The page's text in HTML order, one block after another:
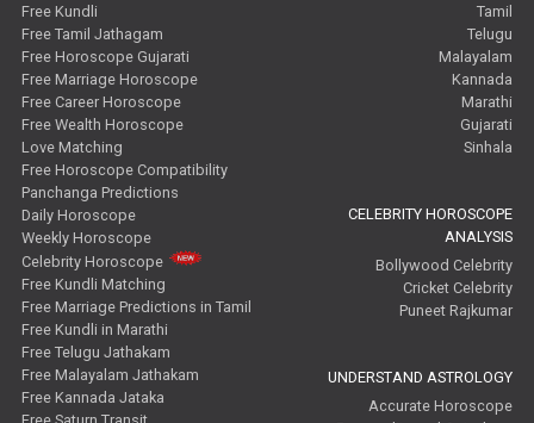
Free Kundli
Free Tamil Jathagam
Free Horoscope Gujarati
Free Marriage Horoscope
Free Career Horoscope
Free Wealth Horoscope
Love Matching
Free Horoscope Compatibility
Panchanga Predictions
Daily Horoscope
Weekly Horoscope
Celebrity Horoscope
Free Kundli Matching
Free Marriage Predictions in Tamil
Free Kundli in Marathi
Free Telugu Jathakam
Free Malayalam Jathakam
Free Kannada Jataka
Tamil
Telugu
Malayalam
Kannada
Marathi
Gujarati
Sinhala
CELEBRITY HOROSCOPE
ANALYSIS
Bollywood Celebrity
Cricket Celebrity
Puneet Rajkumar
UNDERSTAND ASTROLOGY
Accurate Horoscope